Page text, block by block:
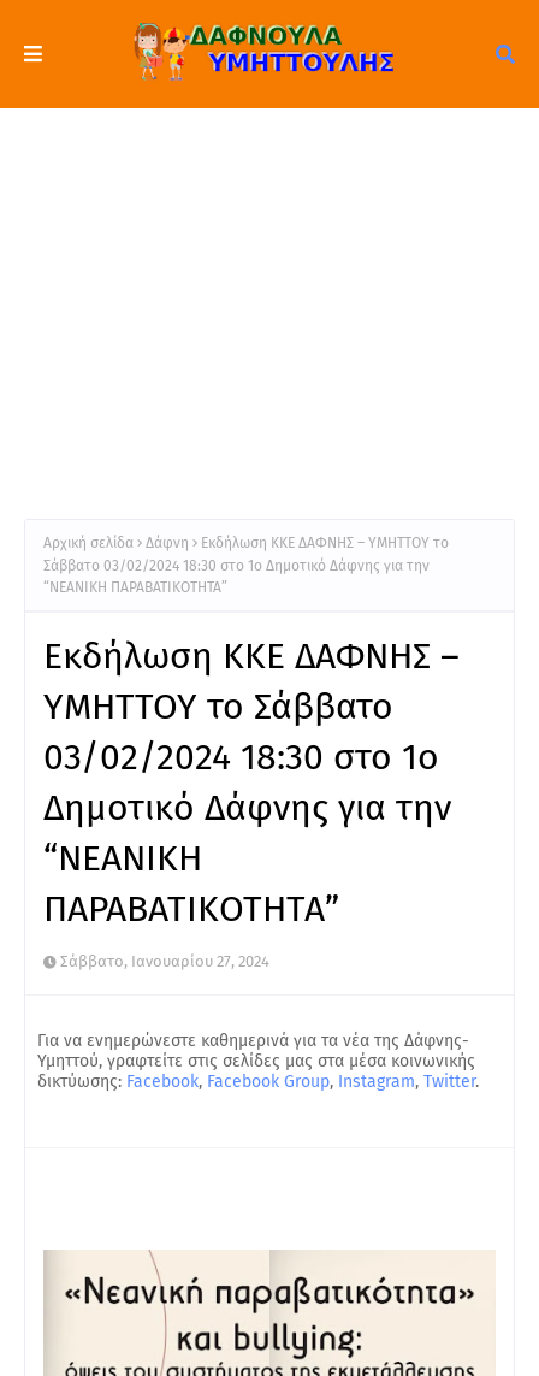
Αρχική σελίδα Δάφνη
Εκδήλωση ΚΚΕ ΔΑΦΝΗΣ – ΥΜΗΤΤΟΥ το
Σάββατο 03/02/2024 18:30 στο 1ο Δημοτικό Δάφνης για την
“ΝΕΑΝΙΚΗ ΠΑΡΑΒΑΤΙΚΟΤΗΤΑ”
Εκδήλωση ΚΚΕ ΔΑΦΝΗΣ –
ΥΜΗΤΤΟΥ το Σάββατο
03/02/2024 18:30 στο 1ο
Δημοτικό Δάφνης για την
“ΝΕΑΝΙΚΗ
ΠΑΡΑΒΑΤΙΚΟΤΗΤΑ”
Σάββατο, Ιανουαρίου 27, 2024
Για να ενημερώνεστε καθημερινά για τα νέα της Δάφνης-
Υμηττού, γραφτείτε στις σελίδες μας στα μέσα κοινωνικής
δικτύωσης: Facebook, Facebook Group, Instagram, Twitter.